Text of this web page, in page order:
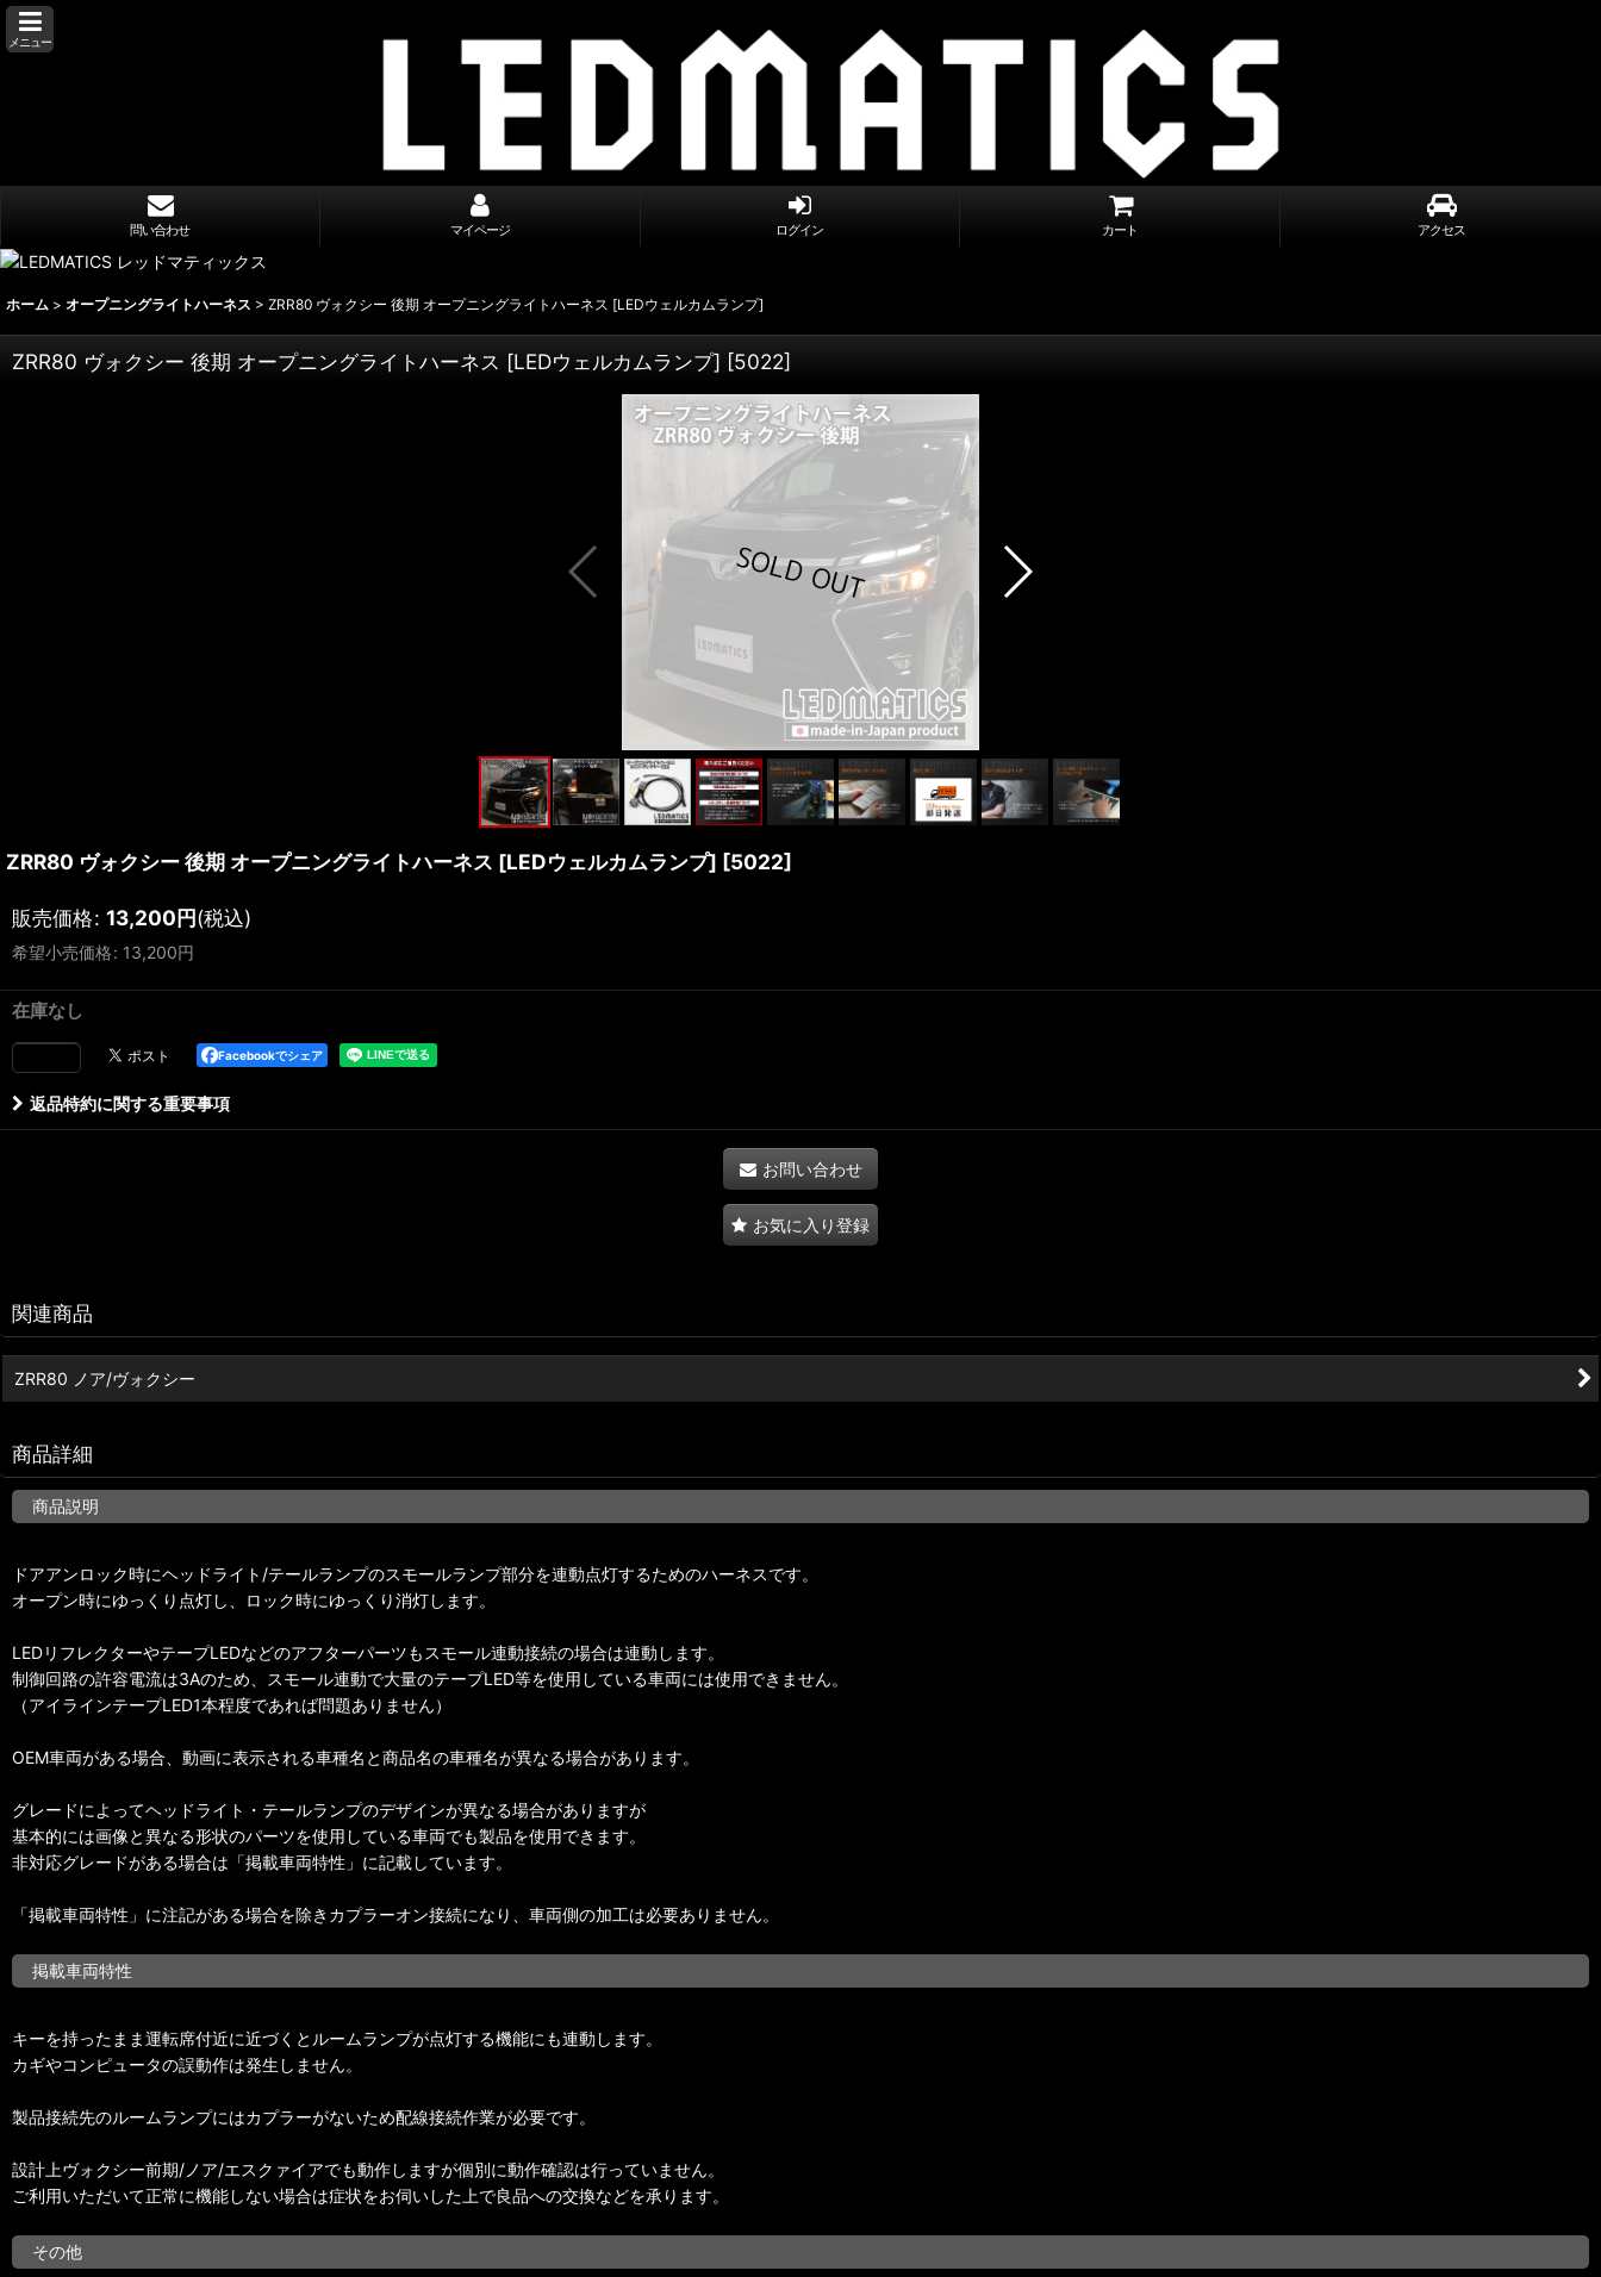
メニュー
問い合わせ マイページ ログイン カート アクセス
ホーム > オープニングライトハーネス > ZRR80 ヴォクシー 後期 オープニングライトハーネス [LEDウェルカムランプ]
ZRR80 ヴォクシー 後期 オープニングライトハーネス [LEDウェルカムランプ] [5022]
ZRR80 ヴォクシー 後期 オープニングライトハーネス [LEDウェルカムランプ] [5022]
販売価格: 13,200円(税込)
希望小売価格: 13,200円
在庫なし
Facebookでシェア
返品特約に関する重要事項
お問い合わせ
お気に入り登録
関連商品
ZRR80 ノア/ヴォクシー
商品詳細
商品説明
ドアアンロック時にヘッドライト/テールランプのスモールランプ部分を連動点灯するためのハーネスです。
オープン時にゆっくり点灯し、ロック時にゆっくり消灯します。
LEDリフレクターやテープLEDなどのアフターパーツもスモール連動接続の場合は連動します。
制御回路の許容電流は3Aのため、スモール連動で大量のテープLED等を使用している車両には使用できません。
（アイラインテープLED1本程度であれば問題ありません）
OEM車両がある場合、動画に表示される車種名と商品名の車種名が異なる場合があります。
グレードによってヘッドライト・テールランプのデザインが異なる場合がありますが
基本的には画像と異なる形状のパーツを使用している車両でも製品を使用できます。
非対応グレードがある場合は「掲載車両特性」に記載しています。
「掲載車両特性」に注記がある場合を除きカプラーオン接続になり、車両側の加工は必要ありません。
掲載車両特性
キーを持ったまま運転席付近に近づくとルームランプが点灯する機能にも連動します。
カギやコンピュータの誤動作は発生しません。
製品接続先のルームランプにはカプラーがないため配線接続作業が必要です。
設計上ヴォクシー前期/ノア/エスクァイアでも動作しますが個別に動作確認は行っていません。
ご利用いただいて正常に機能しない場合は症状をお伺いした上で良品への交換などを承ります。
その他